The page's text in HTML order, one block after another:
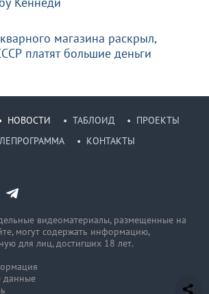
магазина раскрыл,
платят большие деньги
НОВОСТИ ТАБЛОИД
ПРОЕКТЫ
КОНТАКТЫ
видеоматериалы, размещенные на
могут содержать информацию,
для лиц, достигших 18 лет.
данные